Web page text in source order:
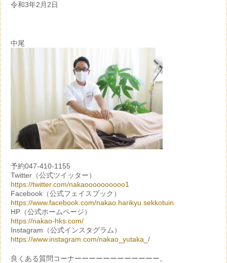
令和3年2月2日
中尾
予約047-410-1155
Twitter（公式ツイッター）
https://twitter.com/nakaoooooooooo1
Facebook（公式フェイスブック）
https://www.facebook.com/nakao.harikyu.sekkotuin
HP（公式ホームページ）
https://nakao-hks.com/
Instagram（公式インスタグラム）
https://www.instagram.com/nakao_yutaka_/
良くある質問コーナーーーーーーーーーーーー。